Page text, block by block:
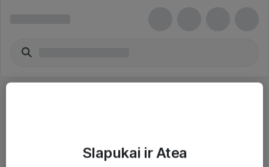
Slapukai ir Atea